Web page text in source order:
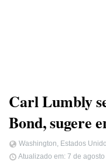
Carl Lumbly
Bond, sugere
Washington, Estados
Atualizado em: 7 de